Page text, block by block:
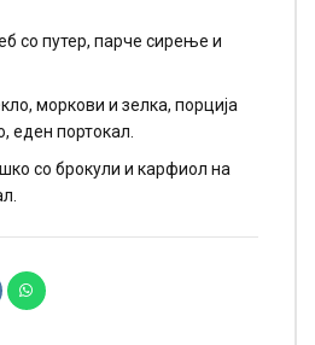
со путер, парче сирење и
моркови и зелка, порција
еден портокал.
со брокули и карфиол на